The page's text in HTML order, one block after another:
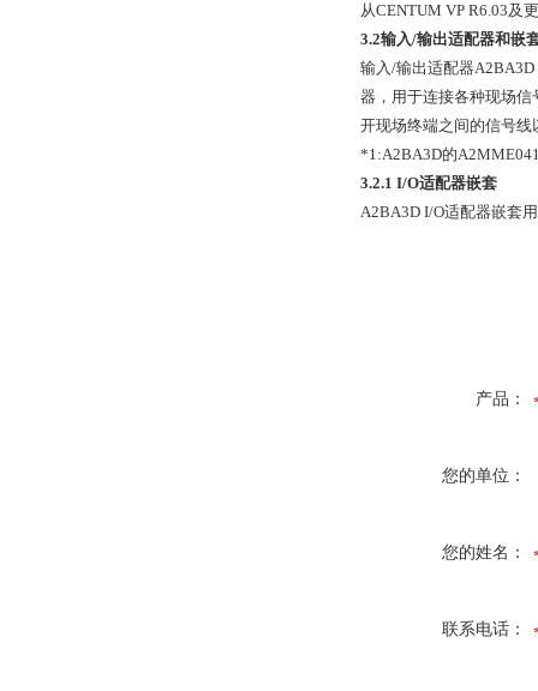
从CENTUM VP R6.03及
3.2输入/输出适配器和嵌
输入/输出适配器
器，用于连接各种现场
开现场终端之间的信号线
*1:A2BA3D的
3.2.1 I/O适配器嵌套
A2BA3D I/O适配器嵌套
产品：
您的单位：
您的姓名：
联系电话：